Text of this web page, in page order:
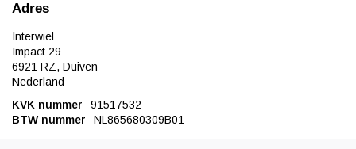
Adres
Interwiel
Impact 29
6921 RZ, Duiven
Nederland
KVK nummer
91517532
BTW nummer
NL865680309B01